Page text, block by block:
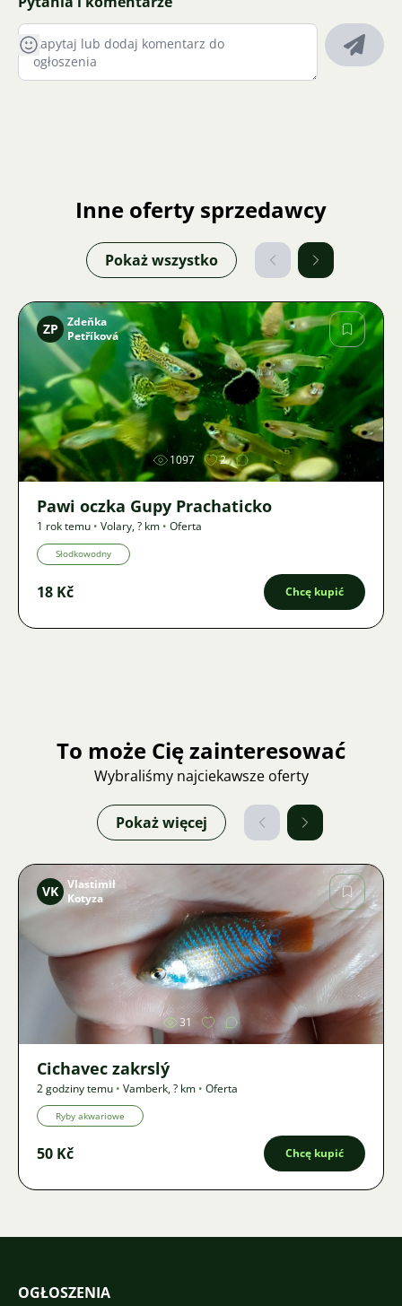
Inne oferty sprzedawcy
Pokaż wszystko
Zdjęcie
ZP
Zdeňka
Petříková
1097 2
Pawi oczka Gupy Prachaticko
1 rok temu • Volary,? km • Oferta
Słodkowodny
18 Kč Chcę kupić
To może Cię zainteresować
Wybraliśmy najciekawsze oferty
Pokaż więcej
Zdjęcie
VK Vlastimil
Kotyza
31
Cichavec zakrslý
2 godziny temu • Vamberk,? km • Oferta
Ryby akwariowe
50 Kč Chcę kupić
OGŁOSZENIA